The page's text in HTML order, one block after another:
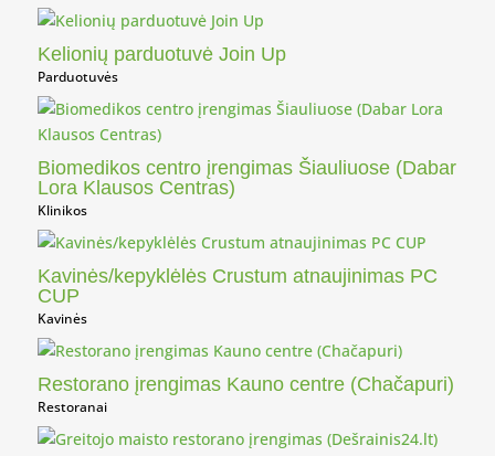
Kelionių parduotuvė Join Up
Parduotuvės
Biomedikos centro įrengimas Šiauliuose (Dabar
Lora Klausos Centras)
Klinikos
Kavinės/kepyklėlės Crustum atnaujinimas PC
CUP
Kavinės
Restorano įrengimas Kauno centre (Chačapuri)
Restoranai